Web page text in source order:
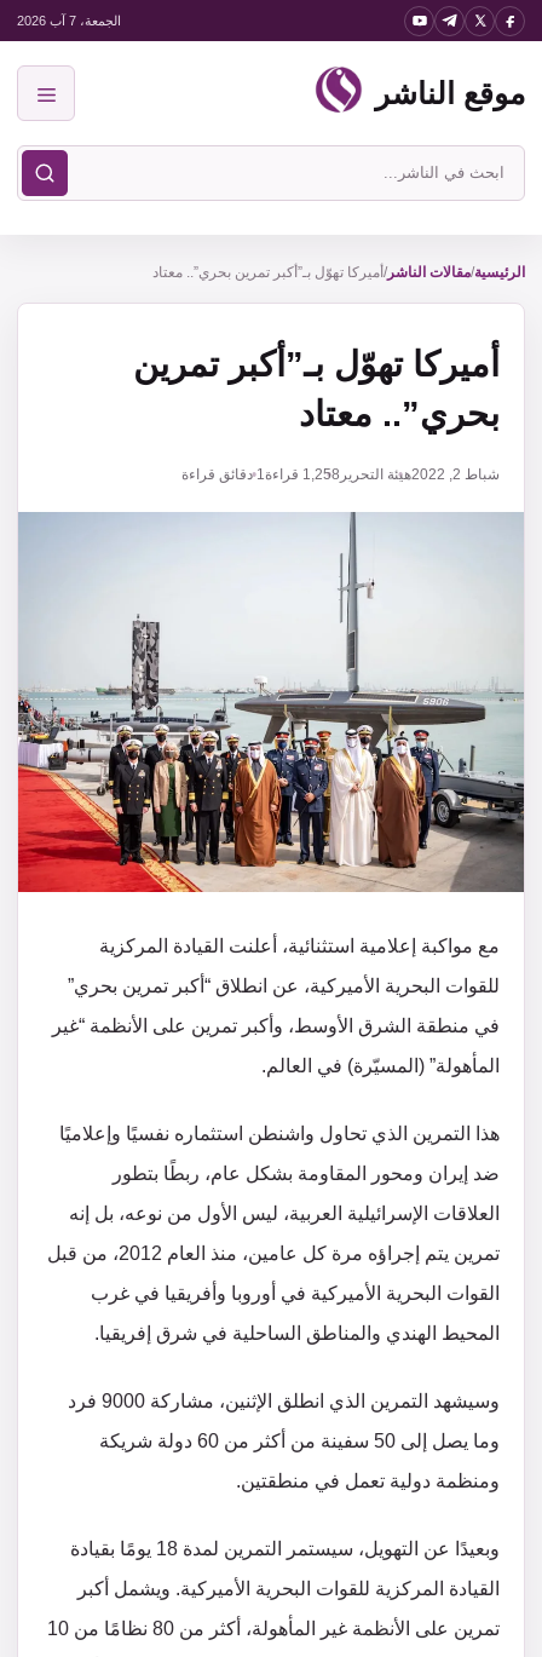
انتقل
المحتوى
الجمعة، 7 آب 2026
موقع الناشر
ابحث
في
الناشر
الرئيسية/مقالات الناشر/ أميركا تهوّل بـ”أكبر تمرين بحري”.. معتاد
أميركا تهوّل بـ”أكبر تمرين
بحري”.. معتاد
شباط 2, 2022 هيئة التحرير 1,258 قراءة1 دقائق قراءة
مع مواكبة إعلامية استثنائية، أعلنت القيادة المركزية
للقوات البحرية الأميركية، عن انطلاق “أكبر تمرين بحري”
في منطقة الشرق الأوسط، وأكبر تمرين على الأنظمة “غير
المأهولة” (المسيّرة) في العالم.
هذا التمرين الذي تحاول واشنطن استثماره نفسيًا وإعلاميًا
ضد إيران ومحور المقاومة بشكل عام، ربطًا بتطور
العلاقات الإسرائيلية العربية، ليس الأول من نوعه، بل إنه
تمرين يتم إجراؤه مرة كل عامين، منذ العام 2012، من قبل
القوات البحرية الأميركية في أوروبا وأفريقيا في غرب
المحيط الهندي والمناطق الساحلية في شرق إفريقيا.
وسيشهد التمرين الذي انطلق الإثنين، مشاركة 9000 فرد
وما يصل إلى 50 سفينة من أكثر من 60 دولة شريكة
ومنظمة دولية تعمل في منطقتين.
وبعيدًا عن التهويل، سيستمر التمرين لمدة 18 يومًا بقيادة
القيادة المركزية للقوات البحرية الأميركية. ويشمل أكبر
تمرين على الأنظمة غير المأهولة، أكثر من 80 نظامًا من 10